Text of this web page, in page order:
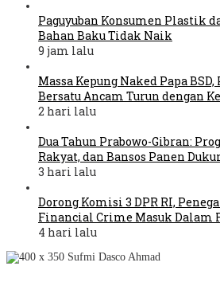
Paguyuban Konsumen Plastik
Bahan Baku Tidak Naik
9 jam lalu
Massa Kepung Naked Papa
Bersatu Ancam Turun dengan
2 hari lalu
Dua Tahun Prabowo-Gibran:
Rakyat, dan Bansos Panen
3 hari lalu
Dorong Komisi 3 DPR RI,
Financial Crime Masuk Dalam
4 hari lalu